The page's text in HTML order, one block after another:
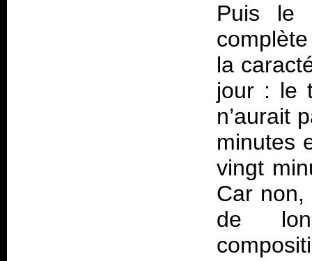
Puis le
la
jour : le
n’aurait
minutes
vingt
Car non,
de